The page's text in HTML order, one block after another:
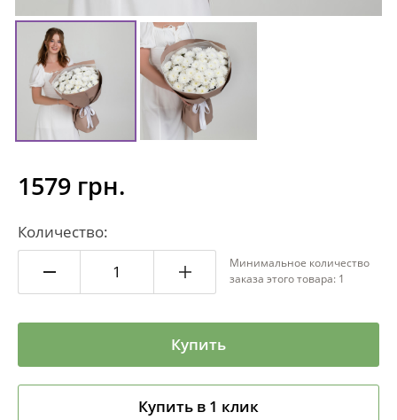
1579 грн.
Количество:
Минимальное количество
заказа этого товара: 1
Купить
Купить в 1 клик